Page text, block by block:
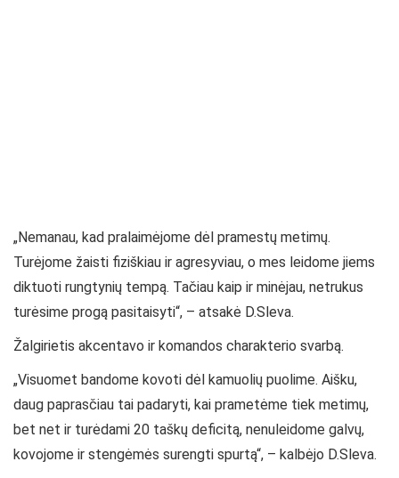
„Nemanau, kad pralaimėjome dėl pramestų metimų.
Turėjome žaisti fiziškiau ir agresyviau, o mes leidome jiems
diktuoti rungtynių tempą. Tačiau kaip ir minėjau, netrukus
turėsime progą pasitaisyti“, – atsakė D.Sleva.
Žalgirietis akcentavo ir komandos charakterio svarbą.
„Visuomet bandome kovoti dėl kamuolių puolime. Aišku,
daug paprasčiau tai padaryti, kai prametėme tiek metimų,
bet net ir turėdami 20 taškų deficitą, nenuleidome galvų,
kovojome ir stengėmės surengti spurtą“, – kalbėjo D.Sleva.